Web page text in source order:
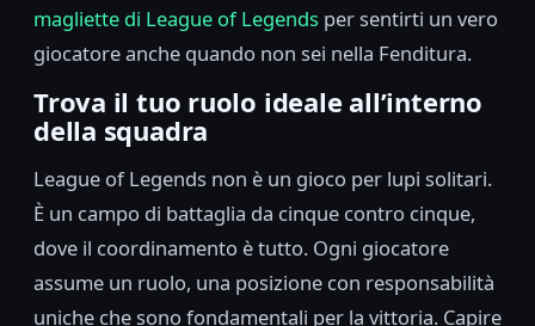
magliette di League of Legends per sentirti un vero
giocatore anche quando non sei nella Fenditura.
Trova il tuo ruolo ideale all’interno
della squadra
League of Legends non è un gioco per lupi solitari.
È un campo di battaglia da cinque contro cinque,
dove il coordinamento è tutto. Ogni giocatore
assume un ruolo, una posizione con responsabilità
uniche che sono fondamentali per la vittoria. Capire